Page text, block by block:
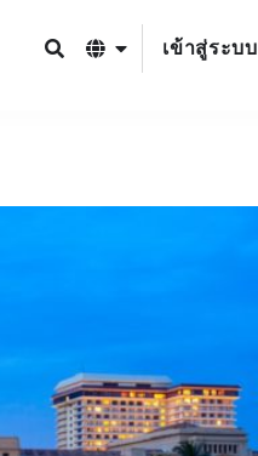
เข้าสู่ระบบ